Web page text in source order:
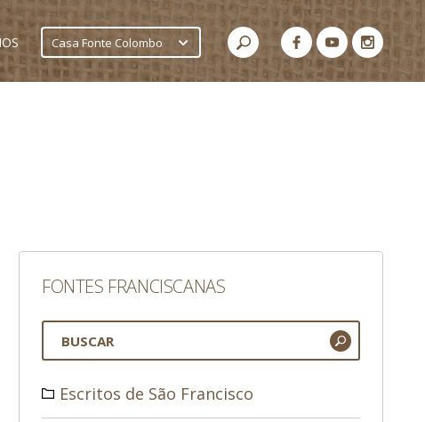
Casa Fonte Colombo
FONTES FRANCISCANAS
Escritos de São Francisco